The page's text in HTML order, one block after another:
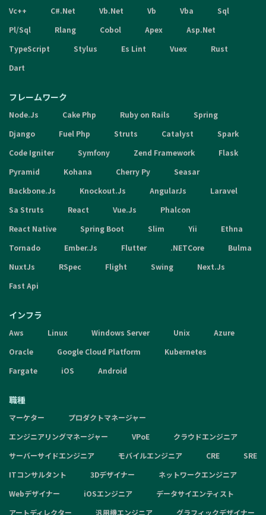
Vc++
C#.Net Vb.Net Vb Vba
Sql
Pl/Sql
Rlang Cobol Apex
Asp.Net
TypeScript
Stylus Es Lint Vuex
Rust
Dart
フレームワーク
Node.Js Cake Php Ruby on Rails
Spring
Django
Fuel Php Struts Catalyst
Spark
Code Igniter
Symfony Zend Framework
Flask
Pyramid
Kohana Cherry Py
Seasar
Backbone.Js
Knockout.Js AngularJs
Laravel
Sa Struts
React Vue.Js
Phalcon
React Native
Spring Boot Slim Yii
Ethna
Tornado
Ember.Js Flutter .NETCore
Bulma
NuxtJs
RSpec Flight Swing
Next.Js
Fast Api
インフラ
Aws Linux Windows Server Unix
Azure
Oracle
Google Cloud Platform
Kubernetes
Fargate
iOS Android
職種
マーケター
プロダクトマネージャー
エンジニアリングマネージャー
VPoE
クラウドエンジニア
サーバーサイドエンジニア
モバイルエンジニア CRE
SRE
ITコンサルタント
3Dデザイナー
ネットワークエンジニア
Webデザイナー
iOSエンジニア
データサイエンティスト
アートディレクター
汎用機エンジニア グラフィックデザイナー